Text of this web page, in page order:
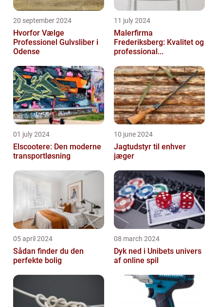
20 september 2024
Hvorfor Vælge
Professionel Gulvsliber i
Odense
11 july 2024
Malerfirma
Frederiksberg: Kvalitet og
professional...
01 july 2024
Elscootere: Den moderne
transportløsning
10 june 2024
Jagtudstyr til enhver
jæger
05 april 2024
Sådan finder du den
perfekte bolig
08 march 2024
Dyk ned i Unibets univers
af online spil